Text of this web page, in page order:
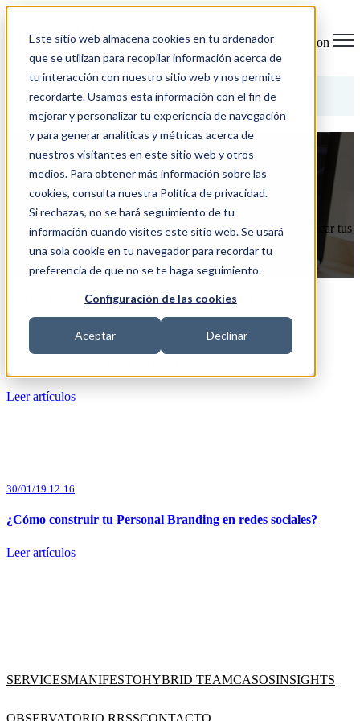
Este sitio web almacena cookies en tu ordenador
que se utilizan para recopilar información acerca de
tu interacción con nuestro sitio web y nos permite
recordarte. Usamos esta información con el fin de
mejorar y personalizar tu experiencia de navegación
y para generar analíticas y métricas acerca de
nuestros visitantes en este sitio web y otros
medios. Para obtener más información sobre las
cookies, consulta nuestra Política de privacidad.
Si rechazas, no se hará seguimiento de tu
información cuando visites este sitio web. Se usará
una sola cookie en tu navegador para recordar tu
preferencia de que no se te haga seguimiento.
Configuración de las cookies
Aceptar Declinar
Open main navigation
Categorías
¿QUÉ ES EL SSI DE LINKEDIN?
2/01/20 10:00
El SSI o el Social Selling Index (índice de venta social) es un
indicador que utiliza LinkedIn desde hace unos años para indicar tus
LEER MÁS
Artículos relacionadosmarca personal
Leer artículos
30/01/19 12:16
¿Cómo construir tu Personal Branding en redes sociales?
Leer artículos
SERVICESMANIFESTOHYBRID TEAMCASOSINSIGHTS
OBSERVATORIO RRSSCONTACTO